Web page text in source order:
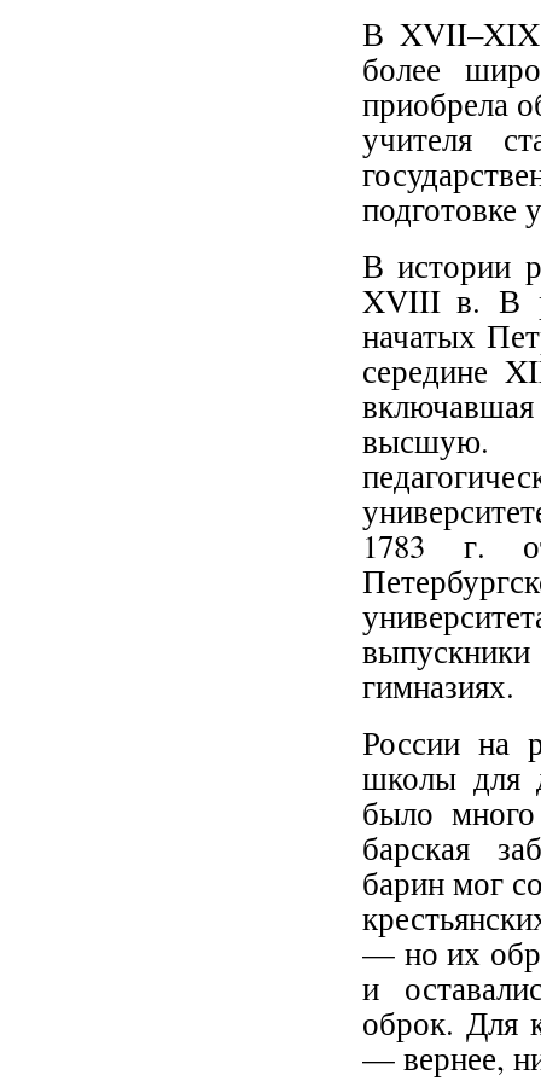
В XVII–XIX
более
приобрела
учителя
подготовке
В истории
XVIII в. В
начатых
середине
высшую.
1783 г.
гимназиях.
России на
школы для
было
барская
барин мог
— но их
и
оброк. Для
— вернее,